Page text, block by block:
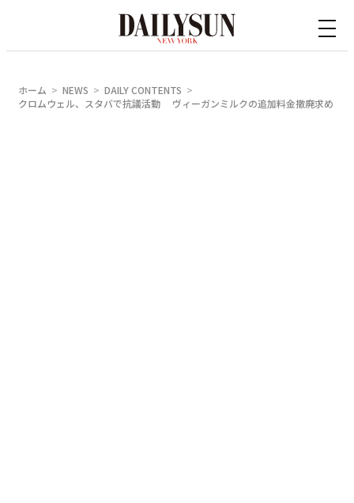
ホーム NEWS
DAILY CONTENTS
クロムウェル、スタバで抗議活動 ヴィーガンミルクの追加料金撤廃求め